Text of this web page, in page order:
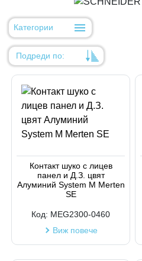
Категории
Подреди по:
Име
Код на артикул
Код на артикул
Контакт шуко с лицев
панел и Д.З. цвят
Алуминий System M Merten
SE
Код: MEG2300-0460
Виж повече